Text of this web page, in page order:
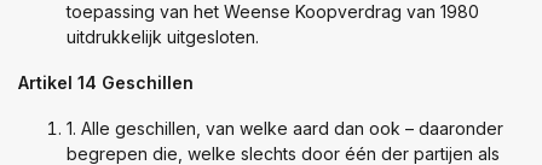
toepassing van het Weense Koopverdrag van 1980
uitdrukkelijk uitgesloten.
Artikel 14 Geschillen
1. Alle geschillen, van welke aard dan ook – daaronder
begrepen die, welke slechts door één der partijen als